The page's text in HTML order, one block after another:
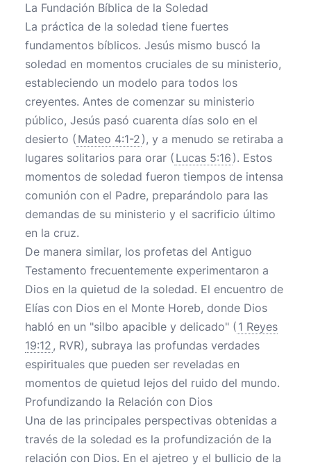
La Fundación Bíblica de la Soledad
La práctica de la soledad tiene fuertes
fundamentos bíblicos. Jesús mismo buscó la
soledad en momentos cruciales de su ministerio,
estableciendo un modelo para todos los
creyentes. Antes de comenzar su ministerio
público, Jesús pasó cuarenta días solo en el
desierto ( Mateo 4:1-2 ), y a menudo se retiraba a
lugares solitarios para orar ( Lucas 5:16 ). Estos
momentos de soledad fueron tiempos de intensa
comunión con el Padre, preparándolo para las
demandas de su ministerio y el sacrificio último
en la cruz.
De manera similar, los profetas del Antiguo
Testamento frecuentemente experimentaron a
Dios en la quietud de la soledad. El encuentro de
Elías con Dios en el Monte Horeb, donde Dios
habló en un "silbo apacible y delicado" ( 1 Reyes
19:12 , RVR), subraya las profundas verdades
espirituales que pueden ser reveladas en
momentos de quietud lejos del ruido del mundo.
Profundizando la Relación con Dios
Una de las principales perspectivas obtenidas a
través de la soledad es la profundización de la
relación con Dios. En el ajetreo y el bullicio de la